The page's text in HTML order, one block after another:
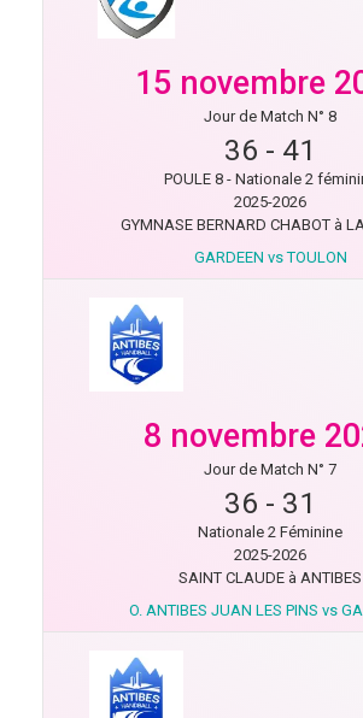
15 novembre
Jour de Match N° 8
36 - 41
POULE 8 - Nationale 2
2025-2026
GYMNASE BERNARD CHABOT à
GARDEEN vs TOULON
8 novembre
Jour de Match N° 7
36 - 31
Nationale 2 Féminine
2025-2026
SAINT CLAUDE à ANTIBES
O. ANTIBES JUAN LES PINS vs